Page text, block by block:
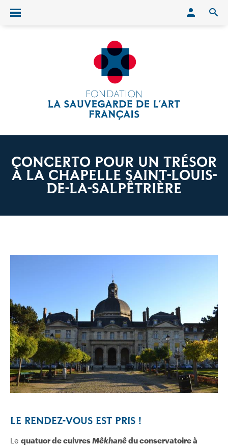
Ouvrir/fermer le menu
CONCERTO POUR UN TRÉSOR
À LA CHAPELLE SAINT-LOUIS-
DE-LA-SALPÊTRIÈRE
LE RENDEZ-VOUS EST PRIS !
Le quatuor de cuivresMêkhanêdu conservatoire à